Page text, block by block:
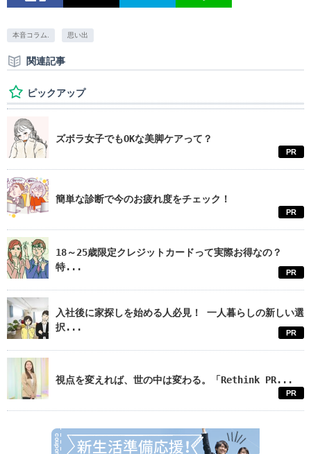
本音コラム. 思い出
関連記事
ピックアップ
ズボラ女子でもOKな美脚ケアって？
PR
簡単な診断で今のお疲れ度をチェック！
PR
18～25歳限定クレジットカードって実際お得なの？
特...
PR
入社後に家探しを始める人必見！ 一人暮らしの新しい選
択...
PR
視点を変えれば、世の中は変わる。「Rethink PR...
PR